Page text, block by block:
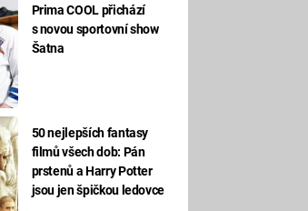
Prima COOL přichází
s novou sportovní show
Šatna
50 nejlepších fantasy
filmů všech dob: Pán
prstenů a Harry Potter
jsou jen špičkou ledovce